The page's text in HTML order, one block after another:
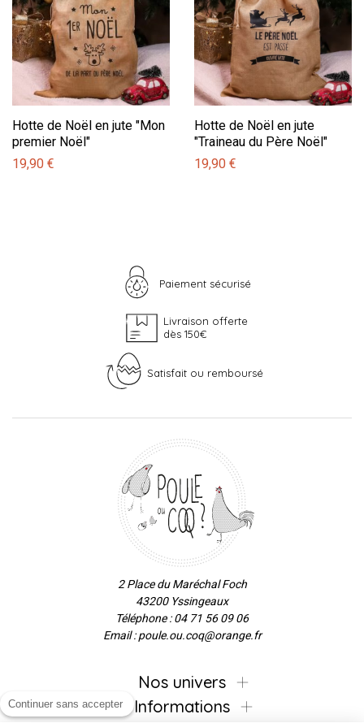
Hotte de Noël en jute "Mon
premier Noël"
19,90 €
Hotte de Noël en jute
"Traineau du Père Noël"
19,90 €
Paiement sécurisé
Livraison offerte
dès 150€
Satisfait ou remboursé
2 Place du Maréchal Foch
43200 Yssingeaux
Téléphone : 04 71 56 09 06
Email : poule.ou.coq@orange.fr
Nos univers
Informations
Continuer sans accepter